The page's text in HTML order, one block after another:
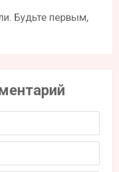
Будьте первым,